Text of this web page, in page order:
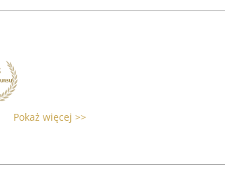
Pokaż więcej >>